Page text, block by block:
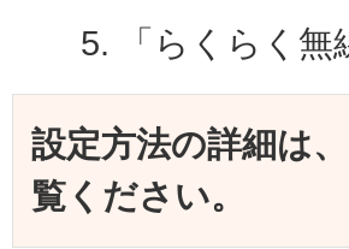
「らくらく
設定方法の詳細は、
覧ください。